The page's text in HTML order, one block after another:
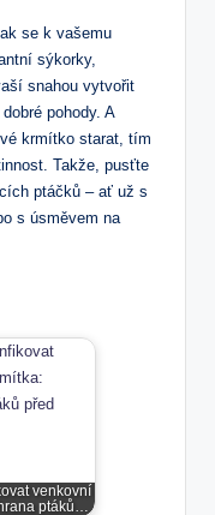
se k vašemu
sýkorky,
snahou vytvořit
pohody. A
krmítko starat, tím
Takže, pusťte
ptáčků – ať už s
s úsměvem na
venkovní
ptáků…